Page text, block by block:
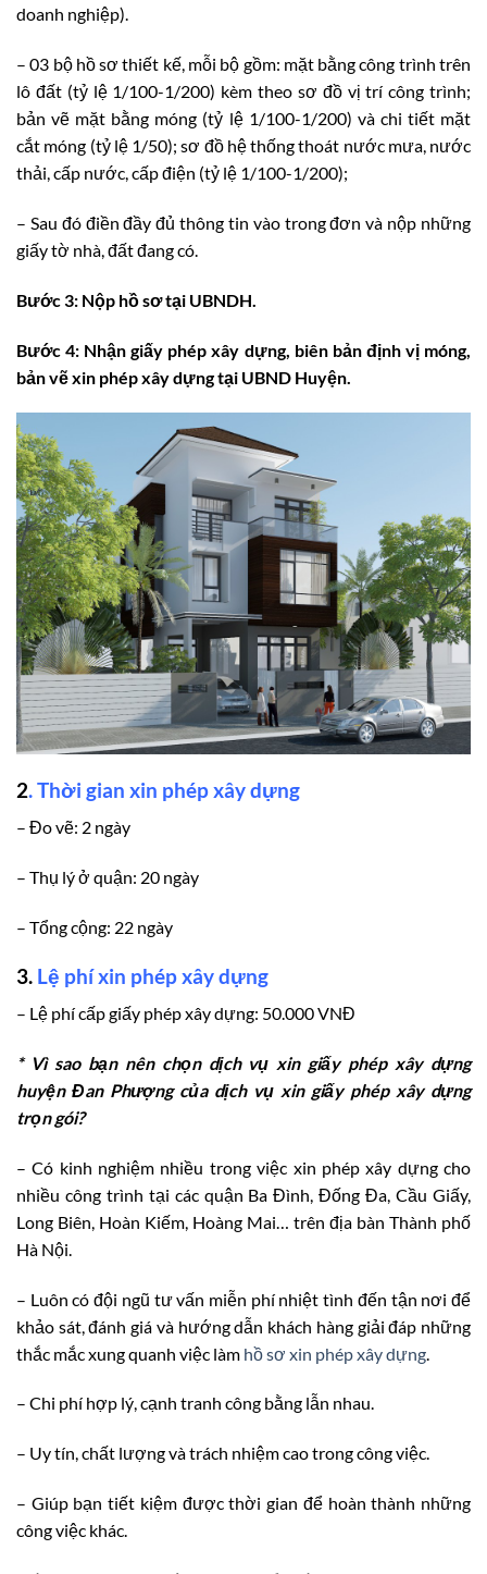
doanh nghiệp).
– 03 bộ hồ sơ thiết kế, mỗi bộ gồm: mặt bằng công trình trên
lô đất (tỷ lệ 1/100-1/200) kèm theo sơ đồ vị trí công trình;
bản vẽ mặt bằng móng (tỷ lệ 1/100-1/200) và chi tiết mặt
cắt móng (tỷ lệ 1/50); sơ đồ hệ thống thoát nước mưa, nước
thải, cấp nước, cấp điện (tỷ lệ 1/100-1/200);
– Sau đó điền đầy đủ thông tin vào trong đơn và nộp những
giấy tờ nhà, đất đang có.
Bước 3: Nộp hồ sơ tại UBNDH.
Bước 4: Nhận giấy phép xây dựng, biên bản định vị móng,
bản vẽ xin phép xây dựng tại UBND Huyện.
2.Thời gian xin phép xây dựng
– Đo vẽ: 2 ngày
– Thụ lý ở quận: 20 ngày
– Tổng cộng: 22 ngày
3. Lệ phí xin phép xây dựng
– Lệ phí cấp giấy phép xây dựng: 50.000 VNĐ
* Vì sao bạn nên chọn dịch vụ xin giấy phép xây dựng
huyện Đan Phượng của dịch vụ xin giấy phép xây dựng
trọn gói?
– Có kinh nghiệm nhiều trong việc xin phép xây dựng cho
nhiều công trình tại các quận Ba Đình, Đống Đa, Cầu Giấy,
Long Biên, Hoàn Kiếm, Hoàng Mai… trên địa bàn Thành phố
Hà Nội.
– Luôn có đội ngũ tư vấn miễn phí nhiệt tình đến tận nơi để
khảo sát, đánh giá và hướng dẫn khách hàng giải đáp những
thắc mắc xung quanh việc làm hồ sơ xin phép xây dựng
– Chi phí hợp lý, cạnh tranh công bằng lẫn nhau.
– Uy tín, chất lượng và trách nhiệm cao trong công việc.
– Giúp bạn tiết kiệm được thời gian để hoàn thành những
công việc khác.